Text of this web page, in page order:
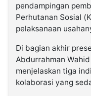
pendampingan
Perhutanan Sosial
pelaksanaan
Di bagian akhir
Abdurrahman
menjelaskan tiga
kolaborasi yang